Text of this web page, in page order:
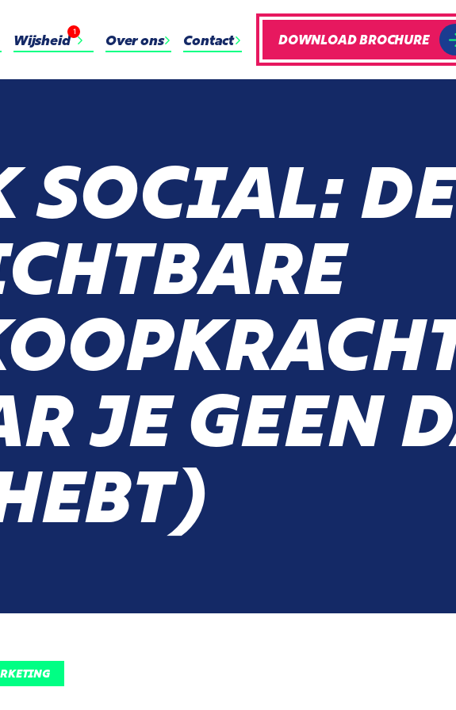
Wijsheid
1
Over ons Contact DOWNLOAD BROCHURE
SOCIAL:
JE GEEN